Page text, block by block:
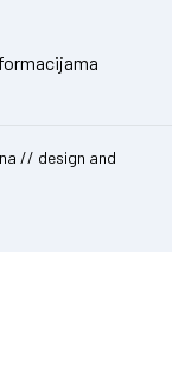
// design and